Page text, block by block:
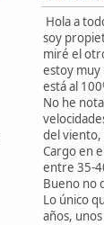
Hola a
soy
miré el
estoy muy
está al
No he
del
Cargo en
entre 35-
Bueno no
Lo único
años,